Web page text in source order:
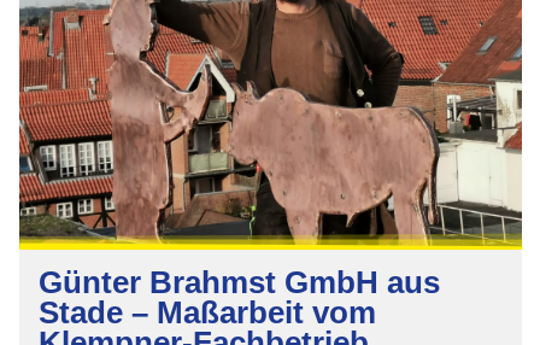
Günter Brahmst GmbH aus
Stade – Maßarbeit vom